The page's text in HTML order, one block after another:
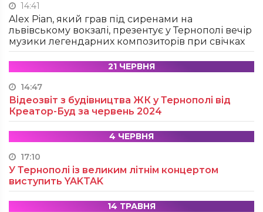
14:41
Alex Pian, який грав під сиренами на
львівському вокзалі, презентує у Тернополі вечір
музики легендарних композиторів при свічках
21 ЧЕРВНЯ
14:47
Відеозвіт з будівництва ЖК у Тернополі від
Креатор-Буд за червень 2024
4 ЧЕРВНЯ
17:10
У Тернополі із великим літнім концертом
виступить YAKTAK
14 ТРАВНЯ